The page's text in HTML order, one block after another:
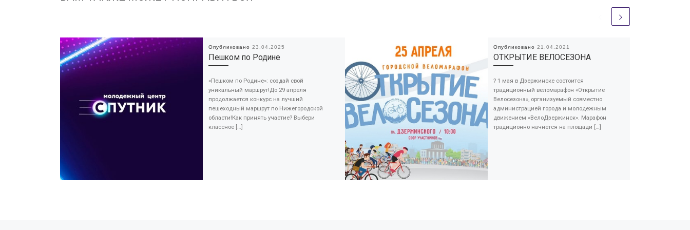
Опубликовано 23.04.2025
Пешком по Родине
«Пешком по Родине»: создай свой
уникальный маршрут!До 29 апреля
продолжается конкурс на лучший
пешеходный маршрут по Нижегородской
области!Как принять участие? Выбери
классное […]
Опубликовано 21.04.2021
ОТКРЫТИЕ ВЕЛОСЕЗОНА
? 1 мая в Дзержинске состоится
традиционный веломарафон «Открытие
Велосезона», организуемый совместно
администрацией города и молодежным
движением «ВелоДзержинск». Марафон
традиционно начнется на площади […]